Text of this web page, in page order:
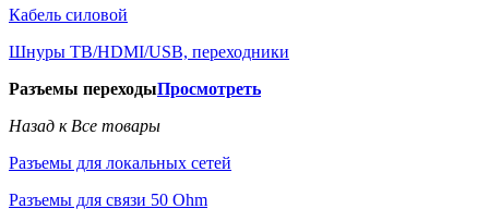
Кабель силовой
Шнуры ТВ/HDMI/USB, переходники
Разъемы переходыПросмотреть
Назад к Все товары
Разъемы для локальных сетей
Разъемы для связи 50 Ohm